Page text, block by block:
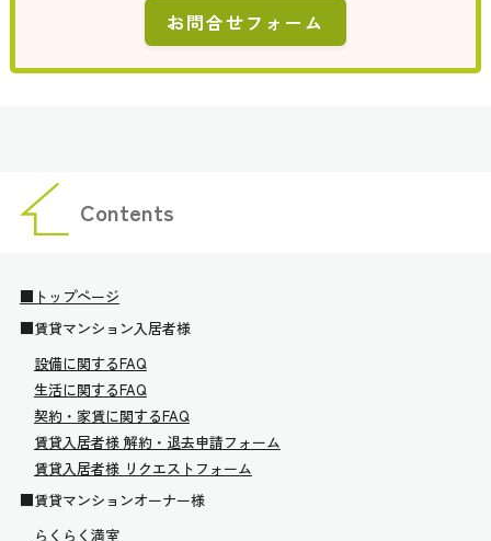
お問合せフォーム
Contents
■トップページ
■賃貸マンション入居者様
設備に関するFAQ
生活に関するFAQ
契約・家賃に関するFAQ
賃貸入居者様 解約・退去申請フォーム
賃貸入居者様 リクエストフォーム
■賃貸マンションオーナー様
らくらく満室